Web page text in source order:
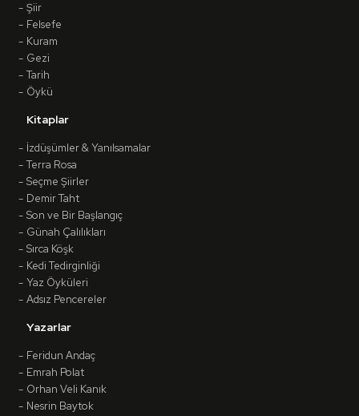
Şiir
Felsefe
Kuram
Gezi
Tarih
Öykü
Kitaplar
İzdüşümler & Yanılsamalar
Terra Rosa
Seçme Şiirler
Demir Taht
Son ve Bir Başlangıç
Günah Çalılıkları
Sırca Köşk
Kedi Tedirginliği
Yaz Öyküleri
Adsız Pencereler
Yazarlar
Feridun Andaç
Emrah Polat
Orhan Veli Kanık
Nesrin Baytok